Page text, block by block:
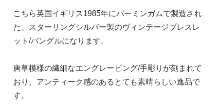
こちら英国イギリス1985年にバーミンガムで製造され
た、スターリングシルバー製のヴィンテージブレスレ
ット/バングルになります。
唐草模様の繊細なエングレービング/手彫りが刻まれて
おり、アンティーク感のあるとても素晴らしい逸品で
す。